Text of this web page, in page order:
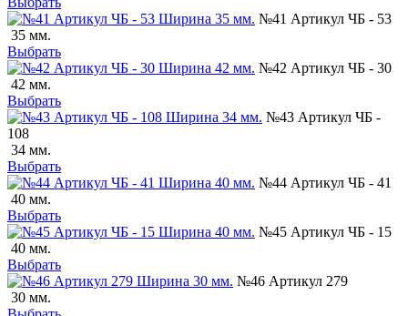
№41 Артикул ЧБ - 53
35 мм.
Выбрать
№42 Артикул ЧБ - 30
42 мм.
Выбрать
№43 Артикул ЧБ -
108
34 мм.
Выбрать
№44 Артикул ЧБ - 41
40 мм.
Выбрать
№45 Артикул ЧБ - 15
40 мм.
Выбрать
№46 Артикул 279
30 мм.